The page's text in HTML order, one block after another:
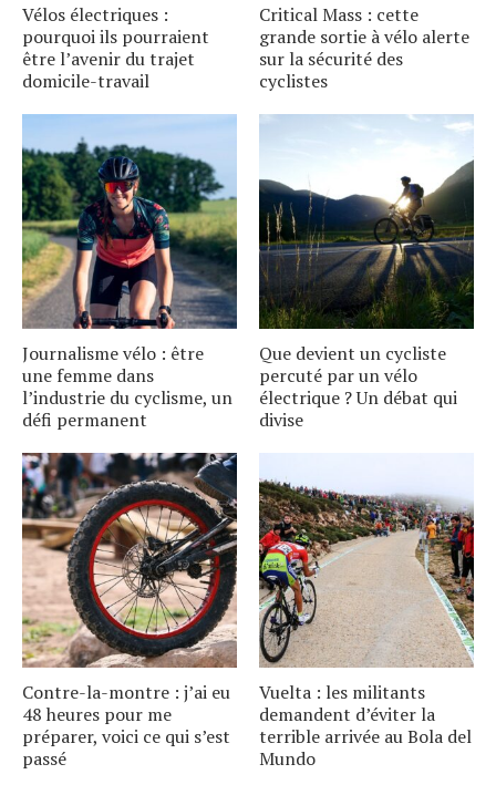
Vélos électriques :
pourquoi ils pourraient
être l’avenir du trajet
domicile-travail
Critical Mass : cette
grande sortie à vélo alerte
sur la sécurité des
cyclistes
Journalisme vélo : être
une femme dans
l’industrie du cyclisme, un
défi permanent
Que devient un cycliste
percuté par un vélo
électrique ? Un débat qui
divise
Contre-la-montre : j’ai eu
48 heures pour me
préparer, voici ce qui s’est
passé
Vuelta : les militants
demandent d’éviter la
terrible arrivée au Bola del
Mundo